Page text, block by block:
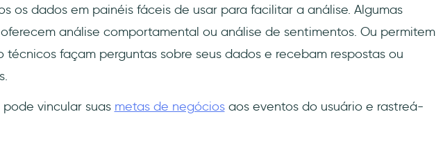
os dados em painéis fáceis de usar para facilitar a análise. Algumas
análise comportamental ou análise de sentimentos. Ou permitem
técnicos façam perguntas sobre seus dados e recebam respostas ou
pode vincular suas metas de negóciosaos eventos do usuário e rastreá-